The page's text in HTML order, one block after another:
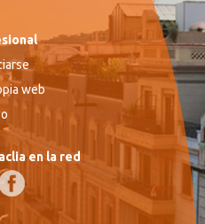
web
en la red